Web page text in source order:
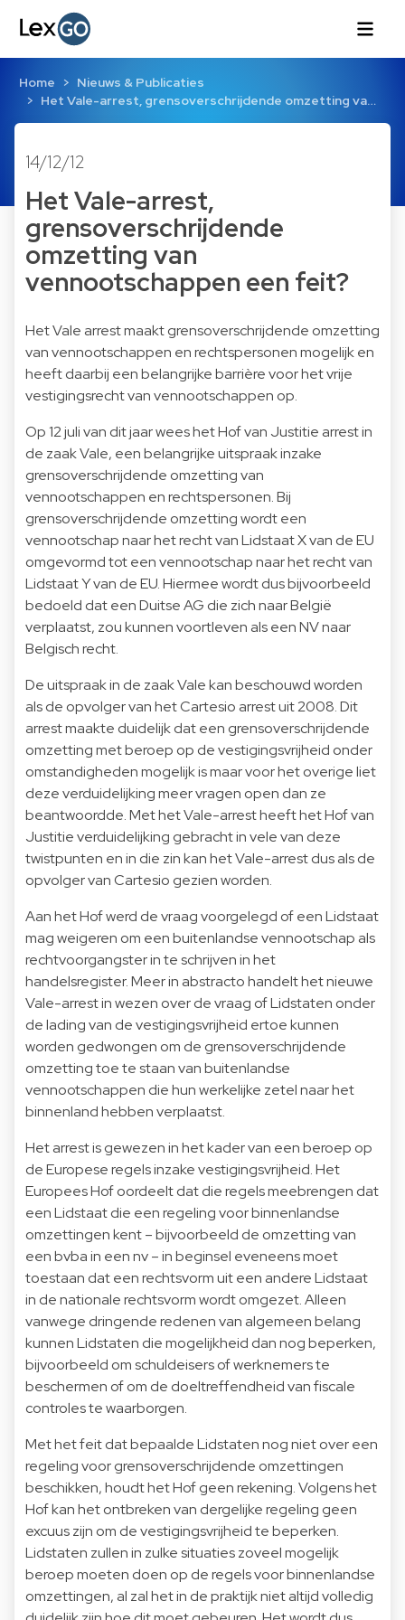
Home
Nieuws & Publicaties
Het Vale-arrest, grensoverschrijdende omzetting va…
14/12/12
Het Vale-arrest,
grensoverschrijdende
omzetting van
vennootschappen een feit?
Het Vale arrest maakt grensoverschrijdende omzetting
van vennootschappen en rechtspersonen mogelijk en
heeft daarbij een belangrijke barrière voor het vrije
vestigingsrecht van vennootschappen op.
Op 12 juli van dit jaar wees het Hof van Justitie arrest in
de zaak Vale, een belangrijke uitspraak inzake
grensoverschrijdende omzetting van
vennootschappen en rechtspersonen. Bij
grensoverschrijdende omzetting wordt een
vennootschap naar het recht van Lidstaat X van de EU
omgevormd tot een vennootschap naar het recht van
Lidstaat Y van de EU. Hiermee wordt dus bijvoorbeeld
bedoeld dat een Duitse AG die zich naar België
verplaatst, zou kunnen voortleven als een NV naar
Belgisch recht.
De uitspraak in de zaak Vale kan beschouwd worden
als de opvolger van het Cartesio arrest uit 2008. Dit
arrest maakte duidelijk dat een grensoverschrijdende
omzetting met beroep op de vestigingsvrijheid onder
omstandigheden mogelijk is maar voor het overige liet
deze verduidelijking meer vragen open dan ze
beantwoordde. Met het Vale-arrest heeft het Hof van
Justitie verduidelijking gebracht in vele van deze
twistpunten en in die zin kan het Vale-arrest dus als de
opvolger van Cartesio gezien worden.
Aan het Hof werd de vraag voorgelegd of een Lidstaat
mag weigeren om een buitenlandse vennootschap als
rechtvoorgangster in te schrijven in het
handelsregister. Meer in abstracto handelt het nieuwe
Vale-arrest in wezen over de vraag of Lidstaten onder
de lading van de vestigingsvrijheid ertoe kunnen
worden gedwongen om de grensoverschrijdende
omzetting toe te staan van buitenlandse
vennootschappen die hun werkelijke zetel naar het
binnenland hebben verplaatst.
Het arrest is gewezen in het kader van een beroep op
de Europese regels inzake vestigingsvrijheid. Het
Europees Hof oordeelt dat die regels meebrengen dat
een Lidstaat die een regeling voor binnenlandse
omzettingen kent – bijvoorbeeld de omzetting van
een bvba in een nv – in beginsel eveneens moet
toestaan dat een rechtsvorm uit een andere Lidstaat
in de nationale rechtsvorm wordt omgezet. Alleen
vanwege dringende redenen van algemeen belang
kunnen Lidstaten die mogelijkheid dan nog beperken,
bijvoorbeeld om schuldeisers of werknemers te
beschermen of om de doeltreffendheid van fiscale
controles te waarborgen.
Met het feit dat bepaalde Lidstaten nog niet over een
regeling voor grensoverschrijdende omzettingen
beschikken, houdt het Hof geen rekening. Volgens het
Hof kan het ontbreken van dergelijke regeling geen
excuus zijn om de vestigingsvrijheid te beperken.
Lidstaten zullen in zulke situaties zoveel mogelijk
beroep moeten doen op de regels voor binnenlandse
omzettingen, al zal het in de praktijk niet altijd volledig